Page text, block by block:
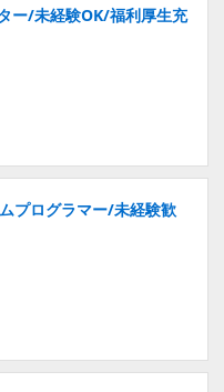
ー/未経験OK/福利厚生充
プログラマー/未経験歓